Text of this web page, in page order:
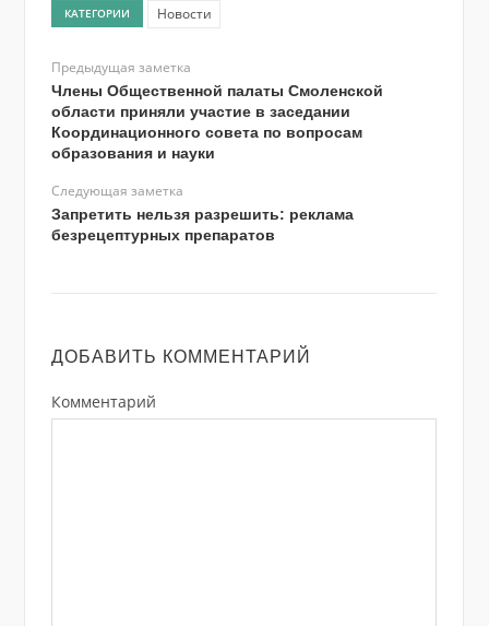
КАТЕГОРИИ Новости
Предыдущая заметка
Члены Общественной палаты Смоленской
области приняли участие в заседании
Координационного совета по вопросам
образования и науки
Следующая заметка
Запретить нельзя разрешить: реклама
безрецептурных препаратов
ДОБАВИТЬ КОММЕНТАРИЙ
Комментарий